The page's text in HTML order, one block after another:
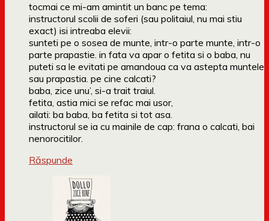
tocmai ce mi-am amintit un banc pe tema:
instructorul scolii de soferi (sau politaiul, nu mai stiu
exact) isi intreaba elevii:
sunteti pe o sosea de munte, intr-o parte munte, intr-o
parte prapastie. in fata va apar o fetita si o baba, nu
puteti sa le evitati pe amandoua ca va astepta muntele
sau prapastia. pe cine calcati?
baba, zice unu’, si-a trait traiul.
fetita, astia mici se refac mai usor,
ailati: ba baba, ba fetita si tot asa.
instructorul se ia cu mainile de cap: frana o calcati, bai
nenorocitilor.
Răspunde